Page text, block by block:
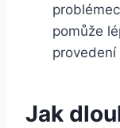
pomůže
Jak